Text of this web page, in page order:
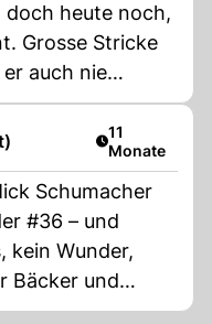
doch heute noch,
Grosse Stricke
auch nie
Artikel
11
Monate
Schumacher
#36 – und
kein Wunder,
Bäcker und